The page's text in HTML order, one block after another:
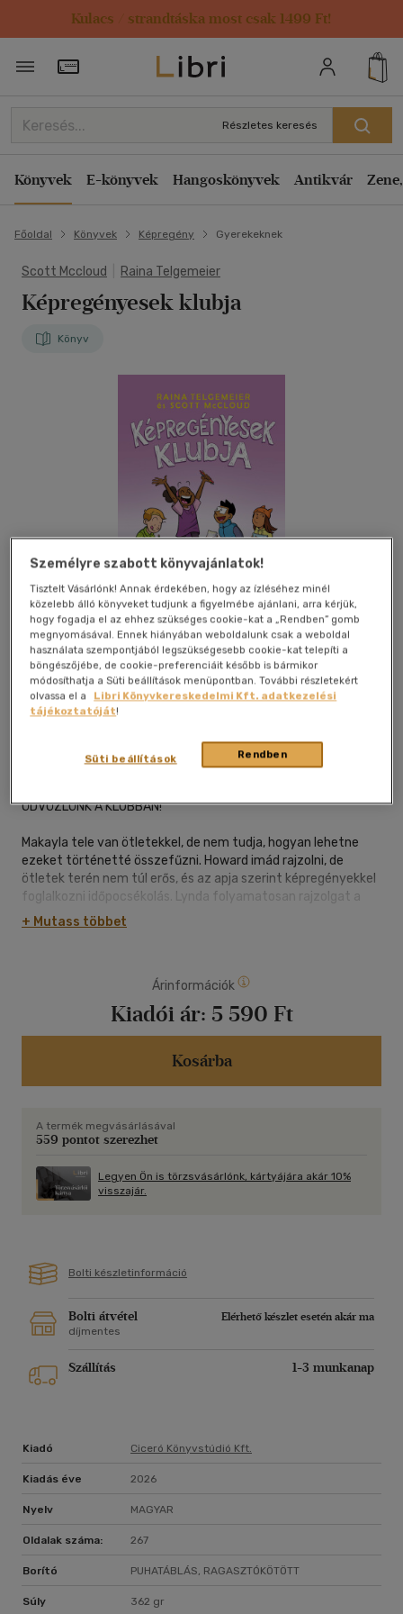
Kulacs / strandtáska most csak 1499 Ft!
Törzsvásárlói Kártya adatai
Részletes keresés
Könyvek E-könyvek Hangoskönyvek Antikvár
Főoldal Könyvek Képregény Gyerekeknek
Scott Mccloud Raina Telgemeier
Képregényesek klubja
Könyv
Kívánságlistához adom Megosztom
2026|magyar nyelvű|puhatáblás,
ragasztókötött|267 oldal
ÜDVÖZLÜNK A KLUBBAN!
Makayla tele van ötletekkel, de nem tudja, hogyan lehetne
ezeket történetté összefűzni. Howard imád rajzolni, de
ötletek terén nem túl erős, és az apja szerint képregényekkel
foglalkozni időpocsékolás. Lynda folyamatosan rajzolgat a
vázlatfüzetébe, de teljesen rágörcsöl az olyan részletekre,
amelyeket hibásnak tart. Art pedig egyszerűen csak imádja a
gyerekek mindent megtanulhatnak a képregénykészítésről,
és a kreativitásukat és a fantáziájukat felhasználva
létrehozhatják a saját kalandos történeteiket!
+ Mutass többet
Árinformációk
Kiadói ár: 5 590 Ft
Kosárba
A termék megvásárlásával
559 pontot szerezhet
Legyen Ön is törzsvásárlónk, kártyájára akár 10%
visszajár.
Bolti készletinformáció
Bolti átvétel
Elérhető készlet esetén akár ma
díjmentes
Szállítás 1-3 munkanap
Kiadó Ciceró Könyvstúdió Kft.
Kiadás éve 2026
Nyelv MAGYAR
Oldalak száma: 267
Borító PUHATÁBLÁS, RAGASZTÓKÖTÖTT
Súly 362 gr
Személyre szabott könyvajánlatok!
Tisztelt Vásárlónk! Annak érdekében, hogy az ízléséhez minél
közelebb álló könyveket tudjunk a figyelmébe ajánlani, arra kérjük,
hogy fogadja el az ehhez szükséges cookie-kat a „Rendben” gomb
megnyomásával. Ennek hiányában weboldalunk csak a weboldal
használata szempontjából legszükségesebb cookie-kat telepíti a
böngészőjébe, de cookie-preferenciáit később is bármikor
módosíthatja a Süti beállítások menüpontban. További részletekért
olvassa el a
Libri Könyvkereskedelmi Kft. adatkezelési
tájékoztatóját!
Rendben
Süti beállítások